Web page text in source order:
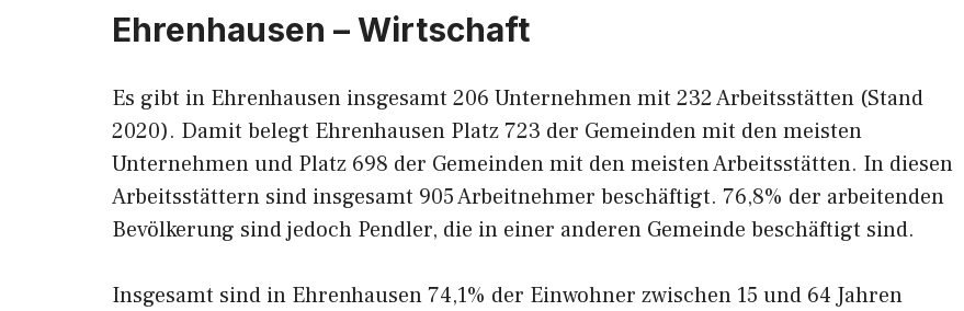
Ehrenhausen – Wirtschaft
Es gibt in Ehrenhausen insgesamt 206 Unternehmen mit 232 Arbeitsstätten (Stand
2020). Damit belegt Ehrenhausen Platz 723 der Gemeinden mit den meisten
Unternehmen und Platz 698 der Gemeinden mit den meisten Arbeitsstätten. In diesen
Arbeitsstättern sind insgesamt 905 Arbeitnehmer beschäftigt. 76,8% der arbeitenden
Bevölkerung sind jedoch Pendler, die in einer anderen Gemeinde beschäftigt sind.
Insgesamt sind in Ehrenhausen 74,1% der Einwohner zwischen 15 und 64 Jahren